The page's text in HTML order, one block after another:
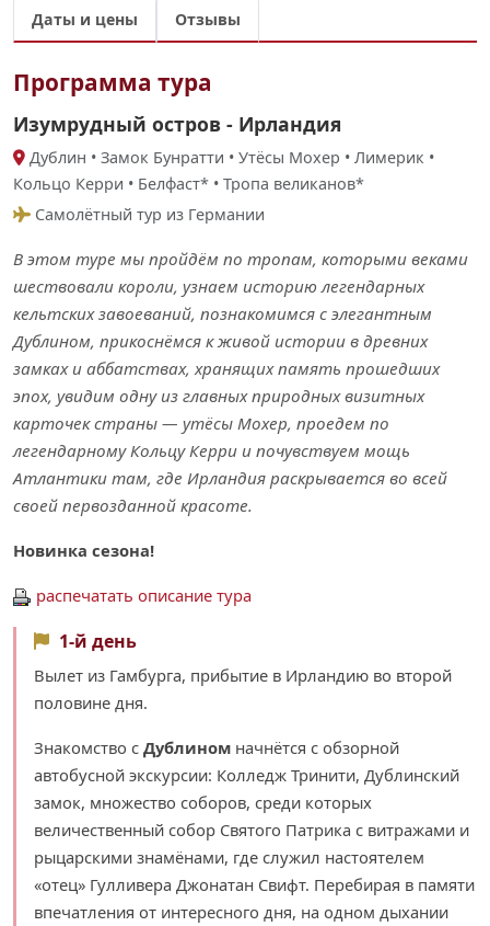
Даты и цены Отзывы
Программа тура
Изумрудный остров - Ирландия
Дублин • Замок Бунратти • Утёсы Мохер • Лимерик •
Кольцо Керри • Белфаст* • Тропа великанов*
Самолётный тур из Германии
В этом туре мы пройдём по тропам, которыми веками
шествовали короли, узнаем историю легендарных
кельтских завоеваний, познакомимся с элегантным
Дублином, прикоснёмся к живой истории в древних
замках и аббатствах, хранящих память прошедших
эпох, увидим одну из главных природных визитных
карточек страны — утёсы Мохер, проедем по
легендарному Кольцу Керри и почувствуем мощь
Атлантики там, где Ирландия раскрывается во всей
своей первозданной красоте.
Новинка сезона!
распечатать описание тура
1-й день
Вылет из Гамбурга, прибытие в Ирландию во второй
половине дня.
Знакомство с Дублином начнётся с обзорной
автобусной экскурсии: Колледж Тринити, Дублинский
замок, множество соборов, среди которых
величественный собор Святого Патрика с витражами и
рыцарскими знамёнами, где служил настоятелем
«отец» Гулливера Джонатан Свифт. Перебирая в памяти
впечатления от интересного дня, на одном дыхании